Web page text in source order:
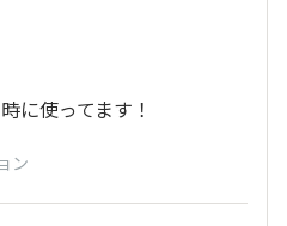
に使ってます！
ン